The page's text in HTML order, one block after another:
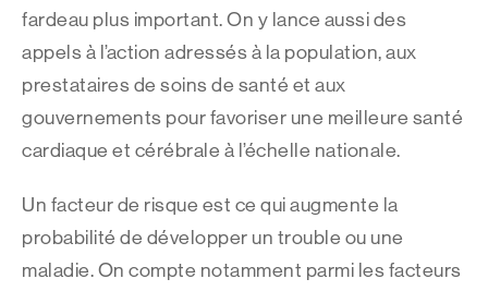
fardeau plus important. On y lance aussi des
appels à l’action adressés à la population, aux
prestataires de soins de santé et aux
gouvernements pour favoriser une meilleure santé
cardiaque et cérébrale à l’échelle nationale.
Un facteur de risque est ce qui augmente la
probabilité de développer un trouble ou une
maladie. On compte notamment parmi les facteurs